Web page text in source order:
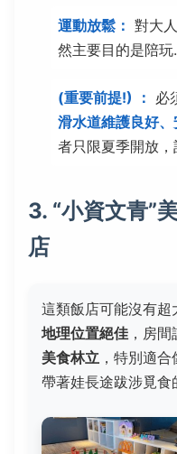
運動放鬆： 對大
然主要目的是陪玩
(重要前提!) ： 必
滑水道維護良好、
者只限夏季開放，
3. “小資文青”
店
這類飯店可能沒有
地理位置絕佳 ，房
美食林立 ，特別適
帶著娃長途跋涉覓食